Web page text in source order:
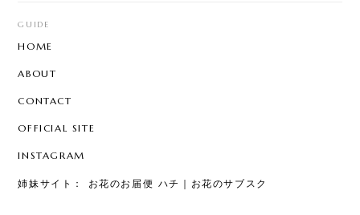
GUIDE
HOME
ABOUT
CONTACT
OFFICIAL SITE
INSTAGRAM
姉妹サイト： お花のお届便 ハチ｜お花のサブスク